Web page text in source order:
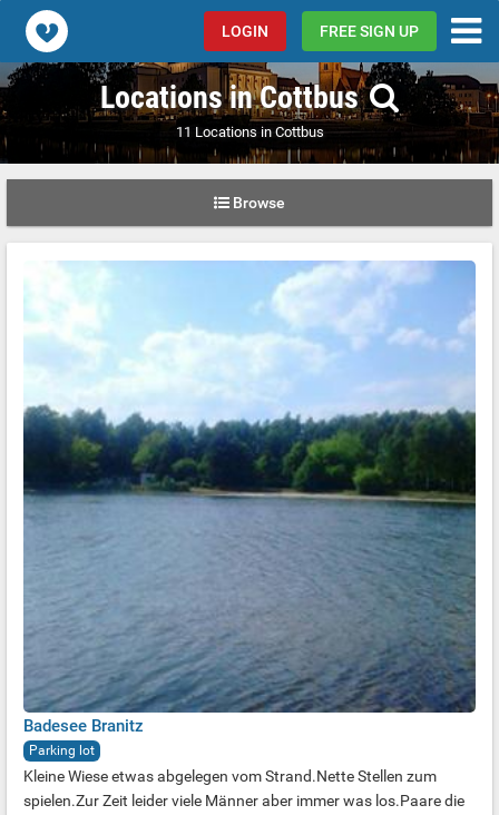
Popcorn.dating LOGIN FREE SIGN UP
Locations in Cottbus
11 Locations in Cottbus
Browse
Badesee Branitz
Parking lot
Kleine Wiese etwas abgelegen vom Strand.Nette Stellen zum
spielen.Zur Zeit leider viele Männer aber immer was los.Paare die